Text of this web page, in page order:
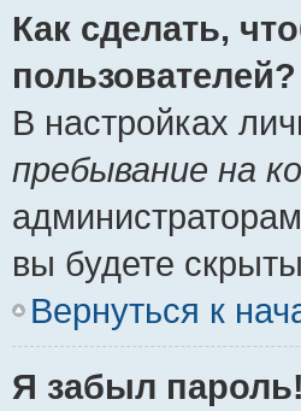
Как сделать,
пользователей?
В настройках
пребывание на
вы будете
Вернуться к
Я забыл пароль!